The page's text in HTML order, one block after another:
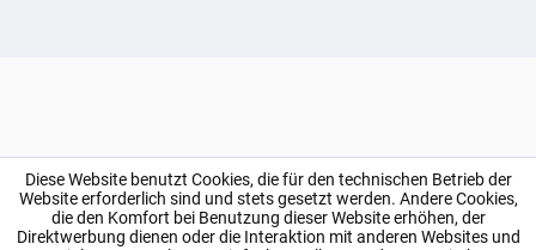
Diese Website benutzt Cookies, die für den technischen Betrieb der
Website erforderlich sind und stets gesetzt werden. Andere Cookies,
die den Komfort bei Benutzung dieser Website erhöhen, der
Direktwerbung dienen oder die Interaktion mit anderen Websites und